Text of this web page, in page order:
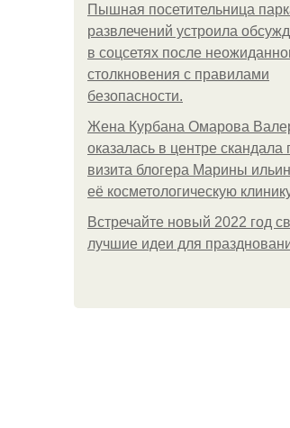
Пышная посетительница
развлечений устроила
в соцсетях после
столкновения с правилами
безопасности.
Жена Курбана Омарова
оказалась в центре скандала
визита блогера Марины
её косметологическую
Встречайте новый 2022 год
лучшие идеи для